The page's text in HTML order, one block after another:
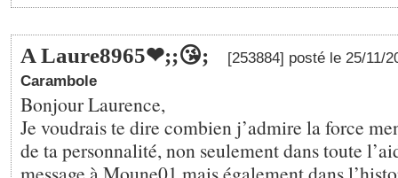
A Laure8965❤;️;😘;
[253884] posté le 25/11/
Carambole
Bonjour Laurence,
Je voudrais te dire combien j’admire la force
de ta personnalité, non seulement dans toute